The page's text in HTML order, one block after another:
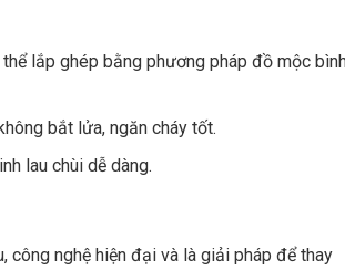
lắp ghép bằng phương pháp đồ mộc
bắt lửa, ngăn cháy tốt.
lau chùi dễ dàng.
công nghệ hiện đại và là giải pháp để thay